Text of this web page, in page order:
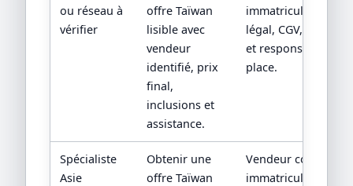
ou réseau à
vérifier
offre Taïwan
lisible avec
vendeur
identifié, prix
final,
inclusions et
assistance.
immatriculation/
légal, CGV,
et responsabilité
place.
Spécialiste
Asie
Obtenir une
offre Taïwan
Vendeur
immatriculation/